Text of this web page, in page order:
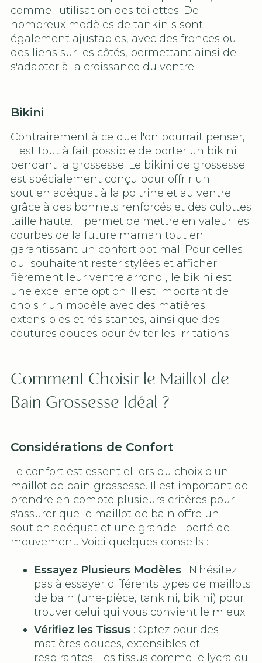
comme l'utilisation des toilettes. De
nombreux modèles de tankinis sont
également ajustables, avec des fronces ou
des liens sur les côtés, permettant ainsi de
s'adapter à la croissance du ventre.
Bikini
Contrairement à ce que l'on pourrait penser,
il est tout à fait possible de porter un bikini
pendant la grossesse. Le bikini de grossesse
est spécialement conçu pour offrir un
soutien adéquat à la poitrine et au ventre
grâce à des bonnets renforcés et des culottes
taille haute. Il permet de mettre en valeur les
courbes de la future maman tout en
garantissant un confort optimal. Pour celles
qui souhaitent rester stylées et afficher
fièrement leur ventre arrondi, le bikini est
une excellente option. Il est important de
choisir un modèle avec des matières
extensibles et résistantes, ainsi que des
coutures douces pour éviter les irritations.
Comment Choisir le Maillot de
Bain Grossesse Idéal ?
Considérations de Confort
Le confort est essentiel lors du choix d'un
maillot de bain grossesse. Il est important de
prendre en compte plusieurs critères pour
s'assurer que le maillot de bain offre un
soutien adéquat et une grande liberté de
mouvement. Voici quelques conseils :
Essayez Plusieurs Modèles : N'hésitez
pas à essayer différents types de maillots
de bain (une-pièce, tankini, bikini) pour
trouver celui qui vous convient le mieux.
Vérifiez les Tissus : Optez pour des
matières douces, extensibles et
respirantes. Les tissus comme le lycra ou